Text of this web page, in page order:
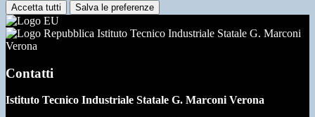
Accetta tutti Salva le preferenze
Istituto Tecnico Industriale Statale G. Marconi
Verona
Contatti
Istituto Tecnico Industriale Statale G. Marconi Verona